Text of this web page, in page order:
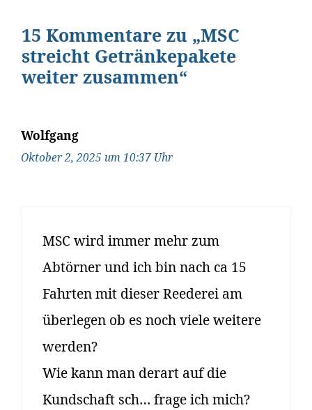
15 Kommentare zu „MSC
streicht Getränkepakete
weiter zusammen“
Wolfgang
Oktober 2, 2025 um 10:37 Uhr
MSC wird immer mehr zum
Abtörner und ich bin nach ca 15
Fahrten mit dieser Reederei am
überlegen ob es noch viele weitere
werden?
Wie kann man derart auf die
Kundschaft sch… frage ich mich?